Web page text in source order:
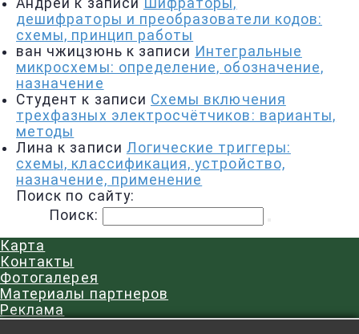
Андрей к записи Шифраторы,
дешифраторы и преобразователи кодов:
схемы, принцип работы
ван чжицзюнь к записи Интегральные
микросхемы: определение, обозначение,
назначение
Студент к записи Схемы включения
трехфазных электросчётчиков: варианты,
методы
Лина к записи Логические триггеры:
схемы, классификация, устройство,
назначение, применение
Поиск по сайту:
Поиск:
Карта
Контакты
Фотогалерея
Материалы партнеров
Реклама